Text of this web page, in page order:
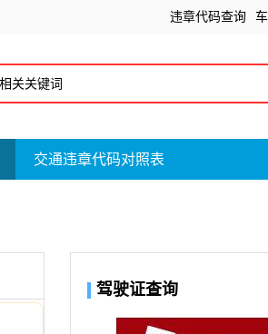
违章代码查询
交通违章代码对照表
驾驶证查询